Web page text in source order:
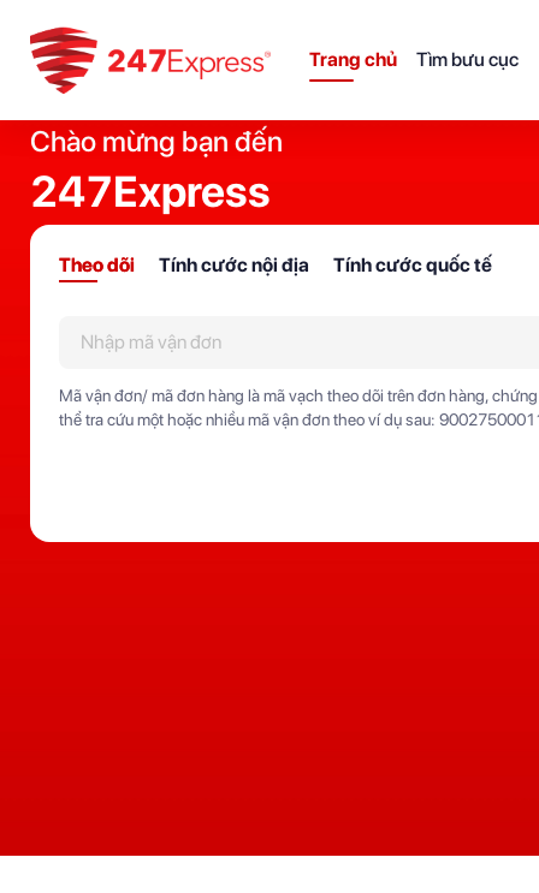
Trang chủ Tìm bưu cục
Chào mừng bạn đến
247Express
Theo dõi Tính cước nội địa Tính cước quốc tế
Mã vận đơn/ mã đơn hàng là mã vạch theo dõi trên đơn hàng,
thể tra cứu một hoặc nhiều mã vận đơn theo ví dụ sau: